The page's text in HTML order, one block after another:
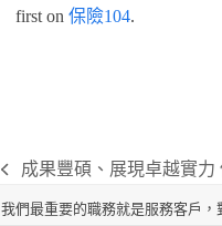
first on 保險104.
previous
post:
成果豐碩、展現卓越實力
我們最重要的職務就是服務客戶